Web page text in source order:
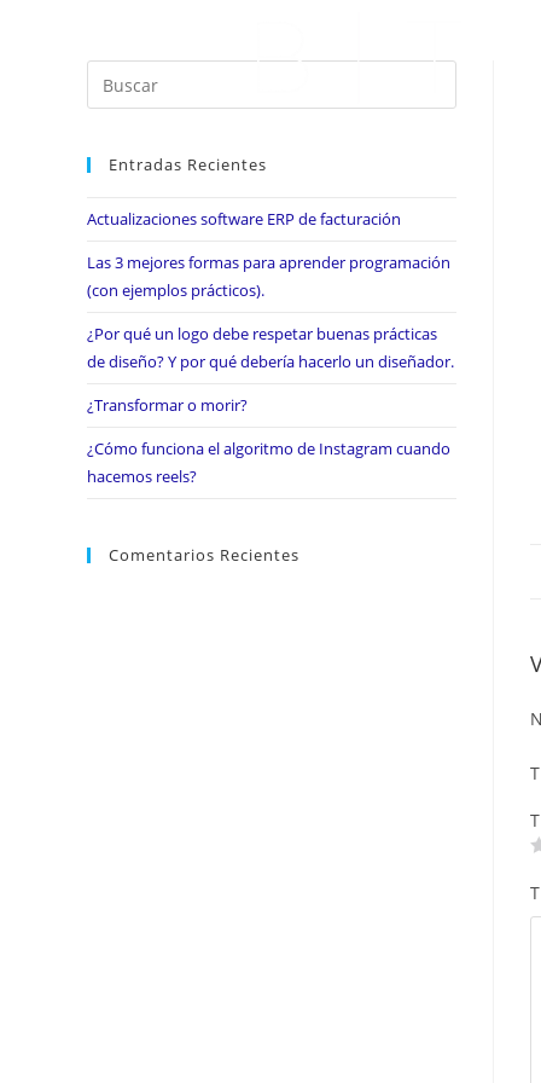
Entradas Recientes
Actualizaciones software ERP de facturación
Las 3 mejores formas para aprender programación
(con ejemplos prácticos).
¿Por qué un logo debe respetar buenas prácticas
de diseño? Y por qué debería hacerlo un diseñador.
¿Transformar o morir?
¿Cómo funciona el algoritmo de Instagram cuando
hacemos reels?
Comentarios Recientes